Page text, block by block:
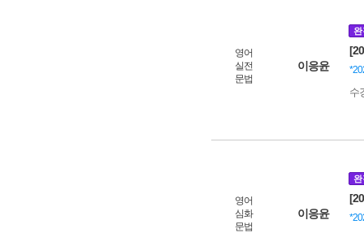
영어
실전
문법
이응윤
완
수
영어
심화
문법
이응윤
완